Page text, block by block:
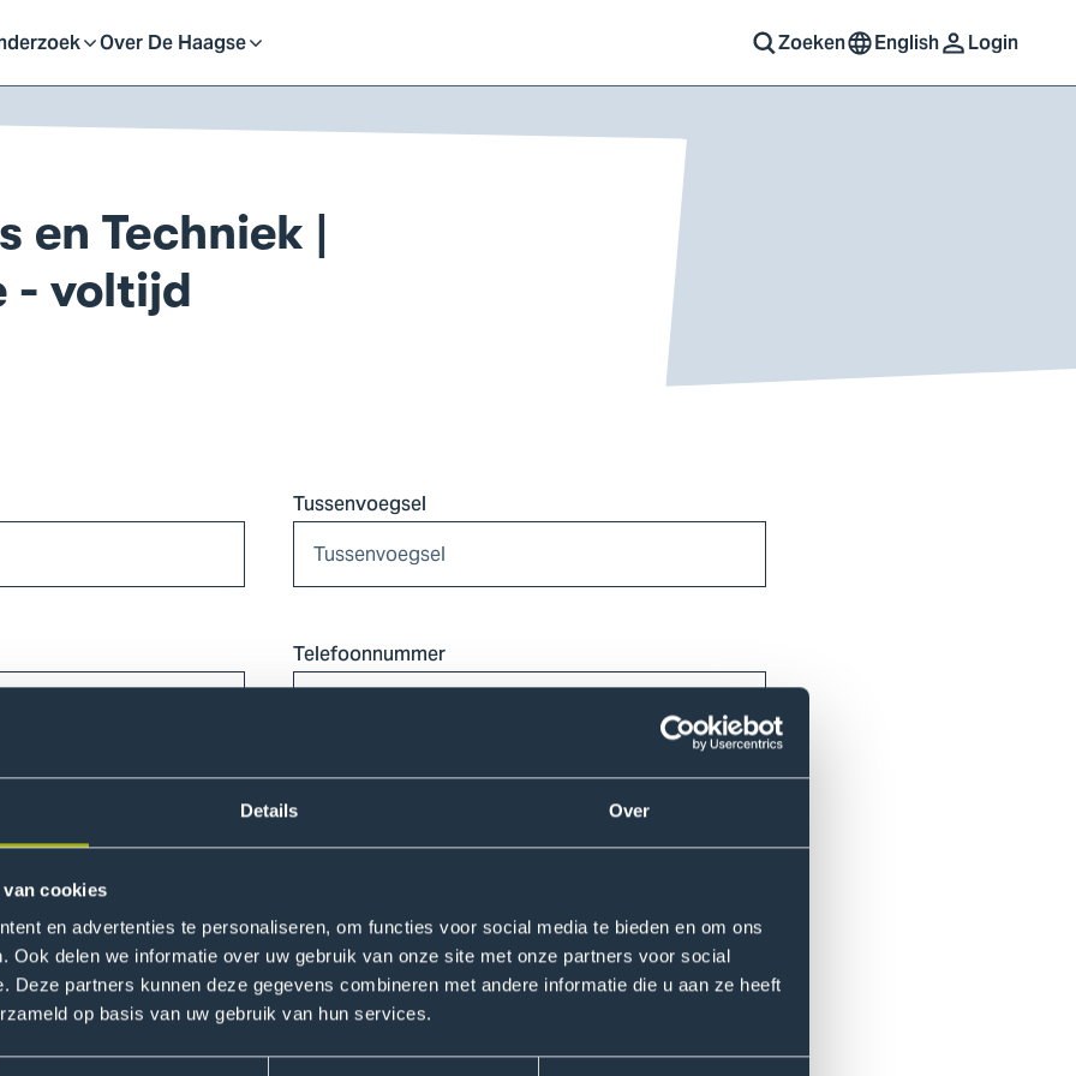
Details Over
cookies
en advertenties te personaliseren, om functies voor social media te bieden en om ons
Ook delen we informatie over uw gebruik van onze site met onze partners voor social
Deze partners kunnen deze gegevens combineren met andere informatie die u aan ze heeft
op basis van uw gebruik van hun services.
Over De Haagse
Open
sluit
submenu
Zoeken
English Login
en Techniek |
- voltijd
Tussenvoegsel
Telefoonnummer
Bachelor Mens en techniek/ Bewegingstechnologie voltijd?